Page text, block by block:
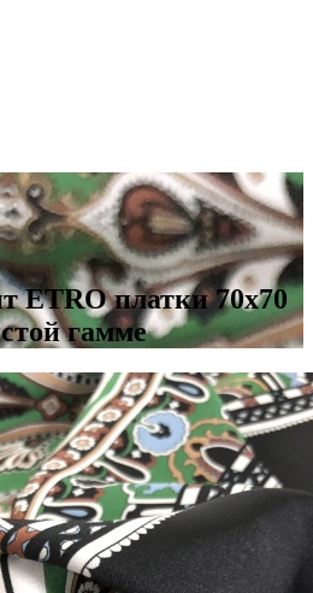
ETRO платки 70х70
гамме